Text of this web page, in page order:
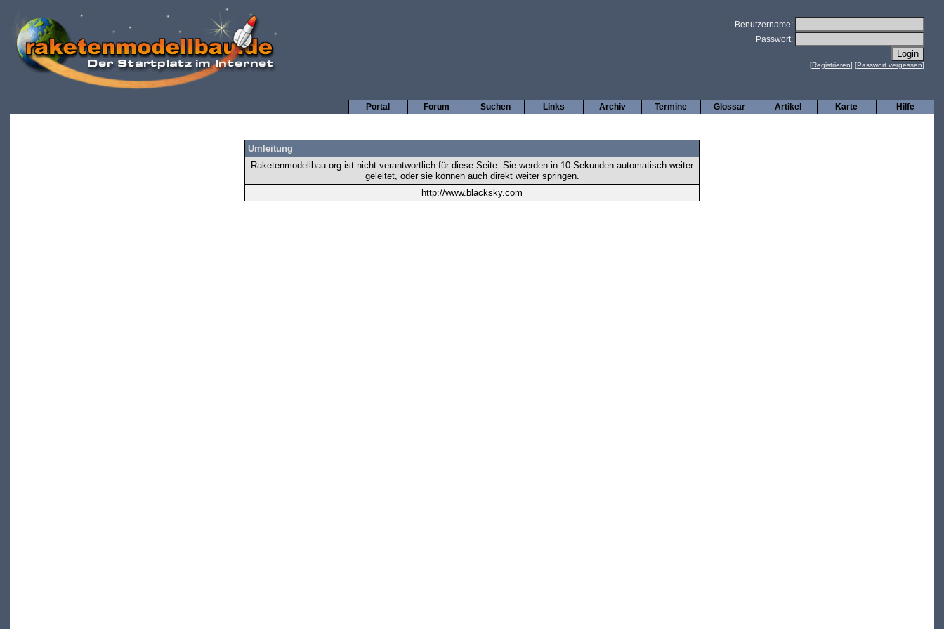
Benutzername:
Passwort:
[Registrieren] [Passwort vergessen]
Hilfe
Karte
Artikel
Glossar
Termine
Archiv
Links
Suchen
Forum
Portal
Umleitung
Raketenmodellbau.org ist nicht verantwortlich für diese Seite. Sie werden in 10 Sekunden automatisch weiter
geleitet, oder sie können auch direkt weiter springen.
http://www.blacksky.com